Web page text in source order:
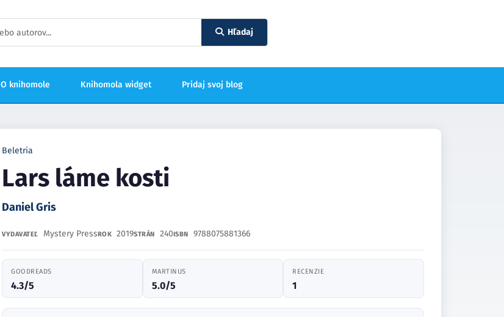
Hľadaj
O knihomole Knihomola widget Pridaj svoj blog
Beletria
Lars láme kosti
Daniel Gris
VYDAVATEĽ Mystery PressROK 2019STRÁN 240ISBN 9788075881366
GOODREADS
4.3/5
MARTINUS
5.0/5
RECENZIE
1